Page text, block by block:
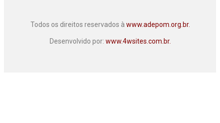
Todos os direitos reservados à www.adepom.org.br.
Desenvolvido por: www.4wsites.com.br.